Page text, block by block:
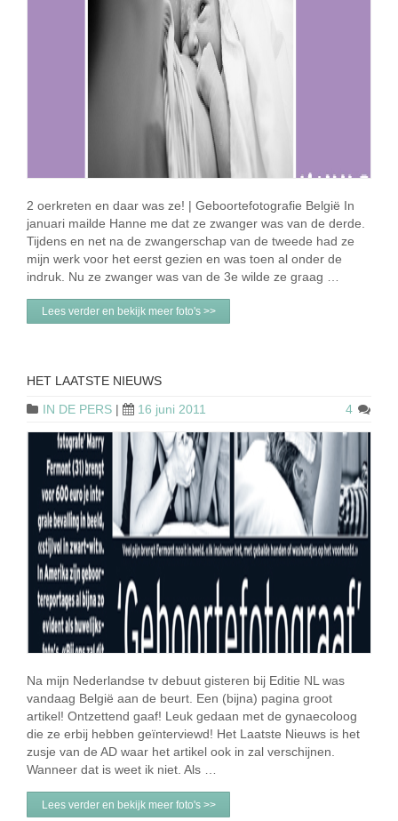
2 oerkreten en daar was ze! | Geboortefotografie België In
januari mailde Hanne me dat ze zwanger was van de derde.
Tijdens en net na de zwangerschap van de tweede had ze
mijn werk voor het eerst gezien en was toen al onder de
indruk. Nu ze zwanger was van de 3e wilde ze graag …
Lees verder en bekijk meer foto's >>
HET LAATSTE NIEUWS
IN DE PERS | 16 juni 2011 4
Na mijn Nederlandse tv debuut gisteren bij Editie NL was
vandaag België aan de beurt. Een (bijna) pagina groot
artikel! Ontzettend gaaf! Leuk gedaan met de gynaecoloog
die ze erbij hebben geïnterviewd! Het Laatste Nieuws is het
zusje van de AD waar het artikel ook in zal verschijnen.
Wanneer dat is weet ik niet. Als …
Lees verder en bekijk meer foto's >>